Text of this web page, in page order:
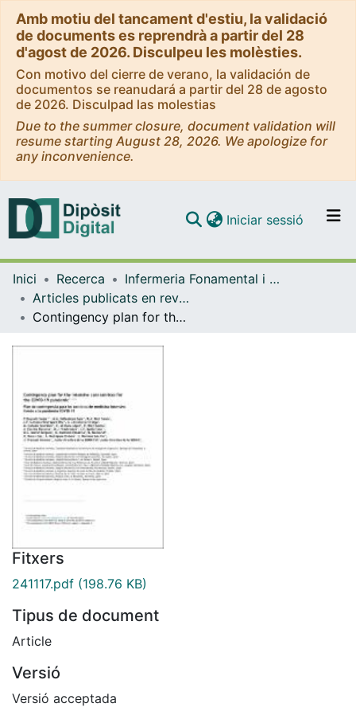
Amb motiu del tancament d'estiu, la validació
de documents es reprendrà a partir del 28
d'agost de 2026. Disculpeu les molèsties.
Con motivo del cierre de verano, la validación de
documentos se reanudará a partir del 28 de agosto
de 2026. Disculpad las molestias
Due to the summer closure, document validation will
resume starting August 28, 2026. We apologize for
any inconvenience.
Navega per tot el DD
Com publicar
Iniciar sessió (current)
Inici Recerca
Infermeria Fonamental i Clínica
Articles publicats en revistes (Infermeria Fonamental i Clínica)
Contingency plan for the intensive care services for the COVID-19 pandemic
Fitxers
241117.pdf (198.76 KB)
Tipus de document
Article
Versió
Versió acceptada